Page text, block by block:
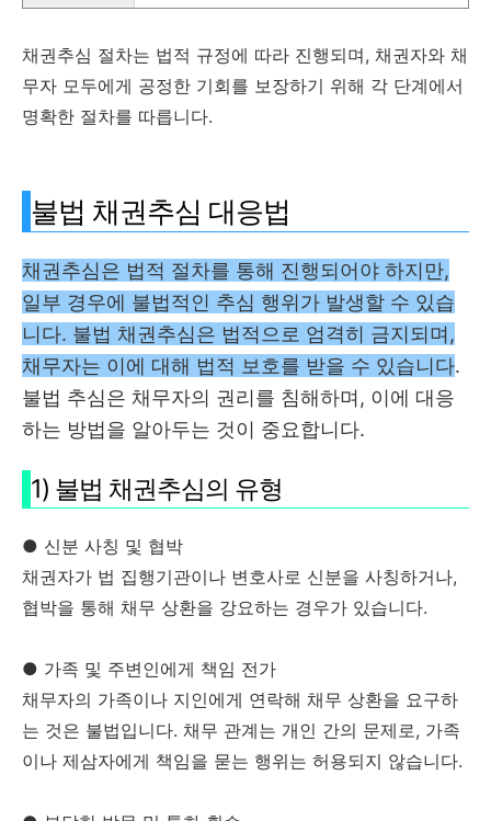
채권추심 절차는 법적 규정에 따라 진행되며, 채권자와 채
무자 모두에게 공정한 기회를 보장하기 위해 각 단계에서
명확한 절차를 따릅니다.
불법 채권추심 대응법
채권추심은 법적 절차를 통해 진행되어야 하지만,
일부 경우에 불법적인 추심 행위가 발생할 수 있습
니다. 불법 채권추심은 법적으로 엄격히 금지되며,
채무자는 이에 대해 법적 보호를 받을 수 있습니다.
불법 추심은 채무자의 권리를 침해하며, 이에 대응
하는 방법을 알아두는 것이 중요합니다.
1) 불법 채권추심의 유형
● 신분 사칭 및 협박
채권자가 법 집행기관이나 변호사로 신분을 사칭하거나,
협박을 통해 채무 상환을 강요하는 경우가 있습니다.
● 가족 및 주변인에게 책임 전가
채무자의 가족이나 지인에게 연락해 채무 상환을 요구하
는 것은 불법입니다. 채무 관계는 개인 간의 문제로, 가족
이나 제삼자에게 책임을 묻는 행위는 허용되지 않습니다.